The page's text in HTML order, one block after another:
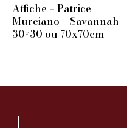
Note
0
sur
5
Affiche – Patrice
Murciano – Savannah –
30×30 ou 70x70cm